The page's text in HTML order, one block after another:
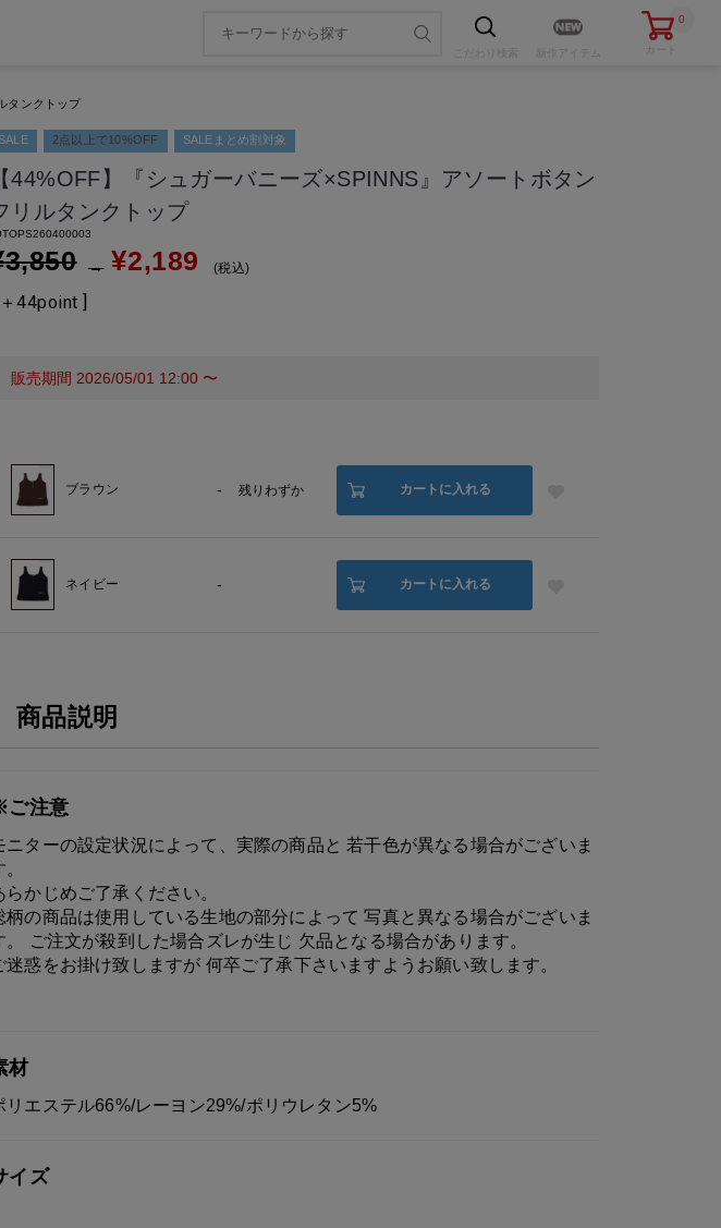
0
カート
タンクトップ
SALE 2点以上で10%OFF SALEまとめ割対象
【44%OFF】『シュガーバニーズ×SPINNS』アソートボタン
リルタンクトップ
3,850 → ¥2,189 税込
[ ＋44point ]
販売期間 2026/05/01 12:00 〜
ブラウン - 残りわずか カートに入れる
ネイビー - カートに入れる
商品説明
注意
ニターの設定状況によって、実際の商品と 若干色が異なる場合がございま
らかじめご了承ください。
柄の商品は使用している生地の部分によって 写真と異なる場合がございま
。 ご注文が殺到した場合ズレが生じ 欠品となる場合があります。
迷惑をお掛け致しますが 何卒ご了承下さいますようお願い致します。
材
リエステル66%/レーヨン29%/ポリウレタン5%
イズ